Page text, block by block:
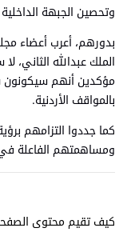
وتحصين الجبهة
بدورهم، أعرب أعضاء
الملك عبدالله الثاني،
مؤكدين أنهم سيكونون
بالمواقف الأردنية.
كما جددوا التزامهم
ومساهمتهم الفاعلة في
كيف تقيم محتوى